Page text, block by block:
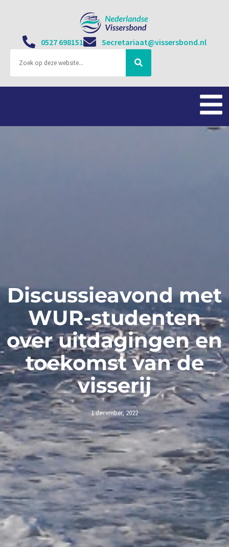
0527 698151 Secretariaat@vissersbond.nl
Discussieavond met
WUR-studenten
over uitdagingen en
toekomst van de
visserij
1 december, 2022